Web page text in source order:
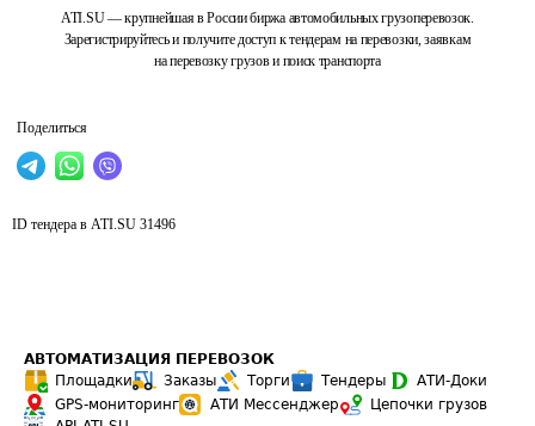
ATI.SU — крупнейшая в России биржа автомобильных грузоперевозок.
Зарегистрируйтесь и получите доступ к тендерам на перевозки, заявкам
на перевозку грузов и поиск транспорта
Поделиться
ID тендера в ATI.SU 31496
АВТОМАТИЗАЦИЯ ПЕРЕВОЗОК
Площадки
Заказы Торги Тендеры
АТИ-Доки
GPS-мониторинг
АТИ Мессенджер
Цепочки грузов